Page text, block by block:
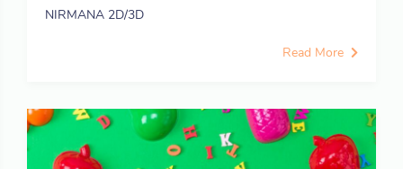
NIRMANA 2D/3D
Read More